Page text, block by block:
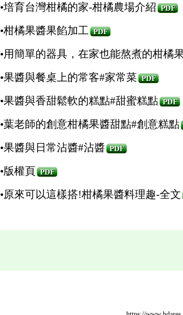
•培育台灣柑橘的家-柑橘農場介紹 PDF
•柑橘果醬果餡加工 PDF
•用簡單的器具，在家也能熬煮的柑橘
•果醬與餐桌上的常客#家常菜 PDF
•果醬與香甜鬆軟的糕點#甜蜜糕點 PDF
•葉老師的創意柑橘果醬甜點#創意糕點
•果醬與日常沾醬#沾醬 PDF
•版權頁 PDF
•原來可以這樣搭!柑橘果醬料理趣-全文